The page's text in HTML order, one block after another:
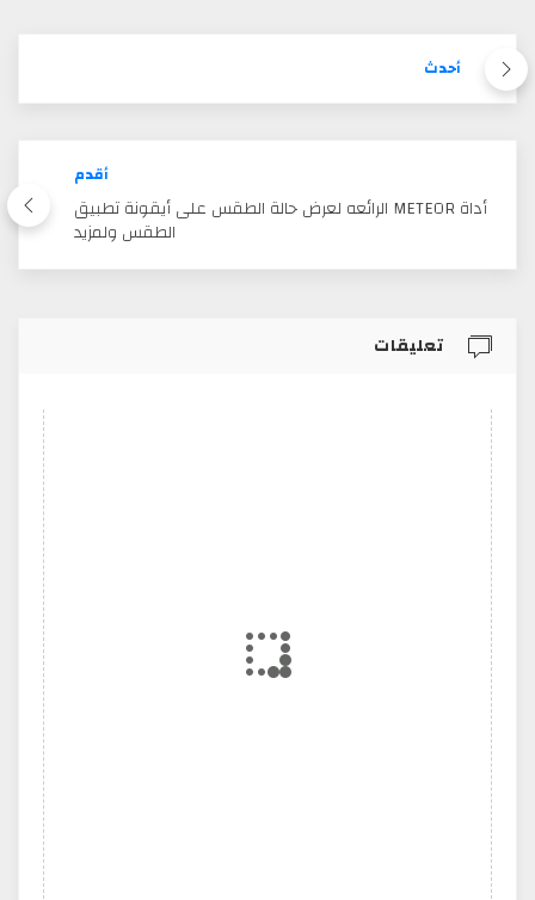
أحدث
أقدم
أداة METEOR الرائعه لعرض حالة الطقس على أيقونة تطبيق
الطقس ولمزيد
تعليقات